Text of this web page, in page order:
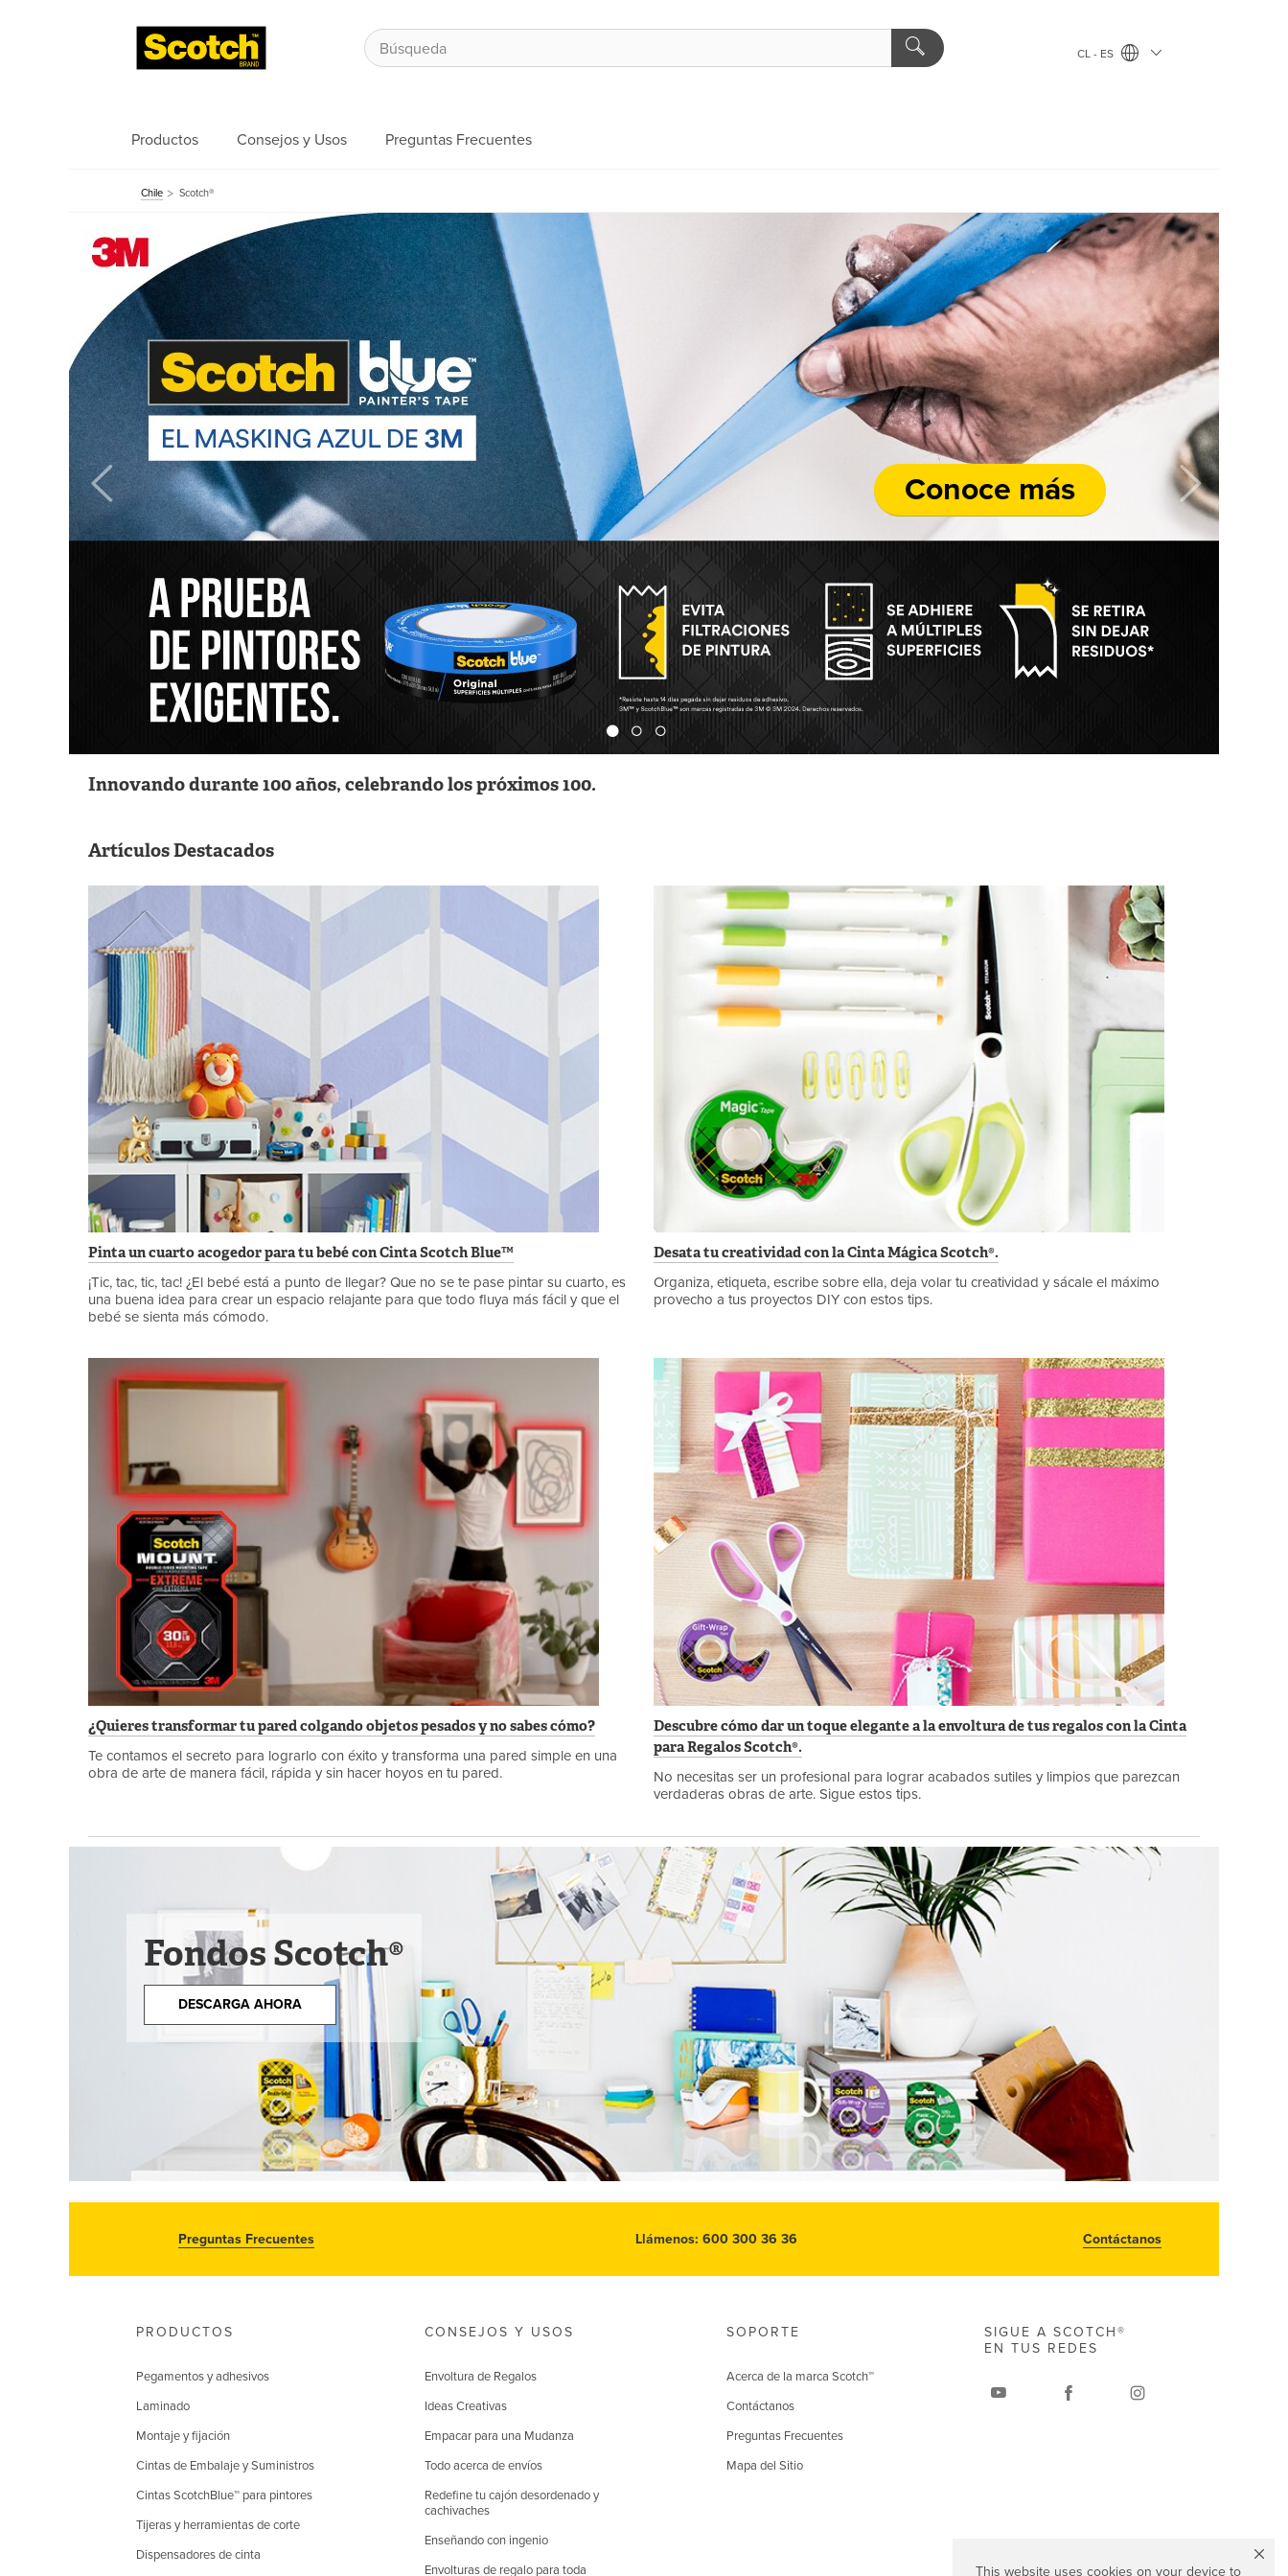
This website uses cookies on your device to
CL - ES
Productos Consejos y Usos Preguntas Frecuentes
Chile Scotch®
Conoce más
Innovando durante 100 años, celebrando los próximos 100.
Artículos Destacados
Pinta un cuarto acogedor para tu bebé con Cinta Scotch Blue™
¡Tic, tac, tic, tac! ¿El bebé está a punto de llegar? Que no se te pase pintar su cuarto, es
una buena idea para crear un espacio relajante para que todo fluya más fácil y que el
bebé se sienta más cómodo.
Desata tu creatividad con la Cinta Mágica Scotch®.
Organiza, etiqueta, escribe sobre ella, deja volar tu creatividad y sácale el máximo
provecho a tus proyectos DIY con estos tips.
¿Quieres transformar tu pared colgando objetos pesados y no sabes cómo?
Te contamos el secreto para lograrlo con éxito y transforma una pared simple en una
obra de arte de manera fácil, rápida y sin hacer hoyos en tu pared.
Descubre cómo dar un toque elegante a la envoltura de tus regalos con la Cinta
para Regalos Scotch®.
No necesitas ser un profesional para lograr acabados sutiles y limpios que parezcan
verdaderas obras de arte. Sigue estos tips.
Fondos Scotch®
DESCARGA AHORA
Preguntas Frecuentes Llámenos: 600 300 36 36 Contáctanos
PRODUCTOS
Pegamentos y adhesivos
Laminado
Montaje y fijación
Cintas de Embalaje y Suministros
Cintas ScotchBlue™ para pintores
Tijeras y herramientas de corte
Dispensadores de cinta
CONSEJOS Y USOS
Envoltura de Regalos
Ideas Creativas
Empacar para una Mudanza
Todo acerca de envíos
Redefine tu cajón desordenado y
cachivaches
Enseñando con ingenio
Envolturas de regalo para toda
SOPORTE
Acerca de la marca Scotch™
Contáctanos
Preguntas Frecuentes
Mapa del Sitio
SIGUE A SCOTCH®
EN TUS REDES